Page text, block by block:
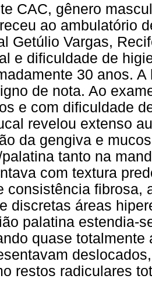
CAC, gênero
ao ambulatório
Getúlio Vargas,
e dificuldade de
30 anos.
de nota. Ao
e com dificuldade
revelou extenso
da gengiva e
tanto na
com textura
consistência fibrosa,
discretas áreas
palatina estendia-
quase
restos radiculares